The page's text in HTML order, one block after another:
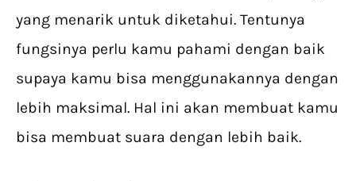
yang menarik untuk diketahui. Tentunya
fungsinya perlu kamu pahami dengan baik
supaya kamu bisa menggunakannya dengan
lebih maksimal. Hal ini akan membuat kamu
bisa membuat suara dengan lebih baik.